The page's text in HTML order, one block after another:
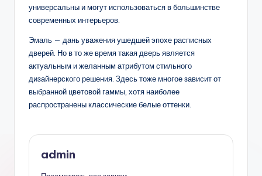
универсальны и могут использоваться в большинстве
современных интерьеров.
Эмаль — дань уважения ушедшей эпохе расписных
дверей. Но в то же время такая дверь является
актуальным и желанным атрибутом стильного
дизайнерского решения. Здесь тоже многое зависит от
выбранной цветовой гаммы, хотя наиболее
распространены классические белые оттенки.
admin